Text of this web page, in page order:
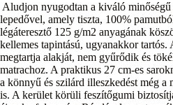
Aludjon nyugodtan a kiváló minőségű
lepedővel, amely tiszta, 100%
légáteresztő 125 g/m2 anyagának
kellemes tapintású, ugyanakkor tartós.
megtartja alakját, nem gyűrődik és
matrachoz. A praktikus 27 cm-es
a könnyű és szilárd illeszkedést még a
is. A kerület körüli feszítőgumi